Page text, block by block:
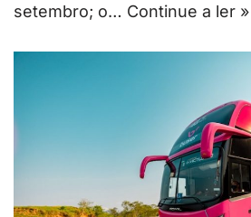
setembro; o… Continue a ler »